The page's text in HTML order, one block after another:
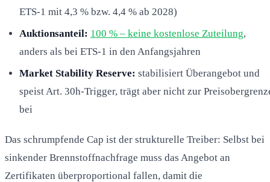
ETS-1 mit 4,3 % bzw. 4,4 % ab 2028)
Auktionsanteil: 100 % – keine kostenlose Zuteilung,
anders als bei ETS-1 in den Anfangsjahren
Market Stability Reserve: stabilisiert Überangebot und
speist Art. 30h-Trigger, trägt aber nicht zur
bei
Das schrumpfende Cap ist der strukturelle Treiber: Selbst bei
sinkender Brennstoffnachfrage muss das Angebot an
Zertifikaten überproportional fallen, damit die